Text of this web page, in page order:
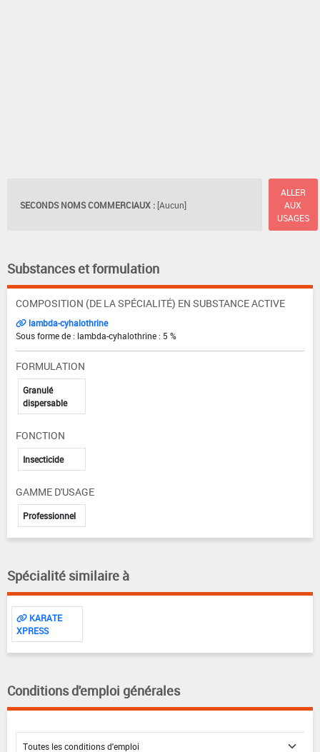
SECONDS NOMS COMMERCIAUX : [Aucun]
ALLER
AUX
USAGES
Substances et formulation
COMPOSITION (DE LA SPÉCIALITÉ) EN SUBSTANCE ACTIVE
lambda-cyhalothrine
Sous forme de : lambda-cyhalothrine : 5 %
FORMULATION
Granulé
dispersable
FONCTION
Insecticide
GAMME D'USAGE
Professionnel
Spécialité similaire à
KARATE
XPRESS
Conditions d'emploi générales